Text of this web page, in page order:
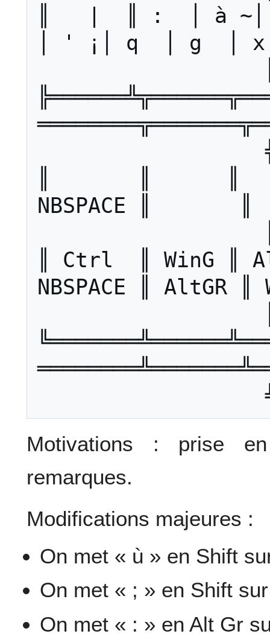
║   |  ║ :  │ à
│ ' ¡│ q  │ g  │
NBSPACE ║
║ Ctrl  ║ WinG ║
NBSPACE ║ AltGR
Motivations : prise
remarques.
Modifications majeures :
On met « ù » en Shift
On met « ; » en Shift
On met « : » en Alt Gr